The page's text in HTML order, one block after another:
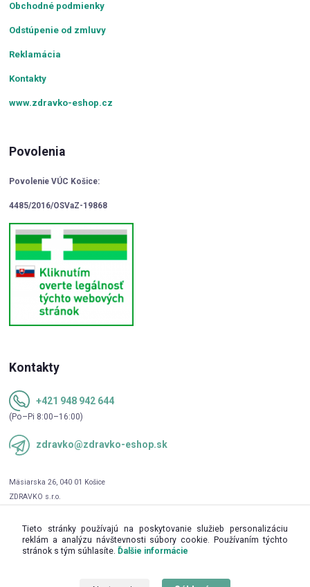
Obchodné podmienky
Odstúpenie od zmluvy
Reklamácia
Kontakty
www.zdravko-eshop.cz
Povolenia
Povolenie VÚC Košice:
4485/2016/OSVaZ-19868
Kontakty
+421 948 942 644
(Po–Pi 8:00–16:00)
zdravko@zdravko-eshop.sk
Tieto stránky používajú na poskytovanie služieb personalizáciu
reklám a analýzu návštevnosti súbory cookie. Používaním týchto
stránok s tým súhlasíte. Ďalšie informácie